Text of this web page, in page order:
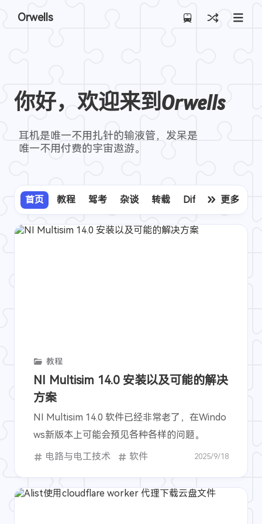
Orwells
你好，欢迎来到Orwells
耳机是唯一不用扎针的输液管，发呆是
唯一不用付费的宇宙遨游。
首页 教程 驾考 杂谈 转载 Dify Bot更多
教程
NI Multisim 14.0 安装以及可能的解决
方案
NI Multisim 14.0 软件已经非常老了，在Windo
ws新版本上可能会预见各种各样的问题。
电路与电工技术 软件 2025/9/18